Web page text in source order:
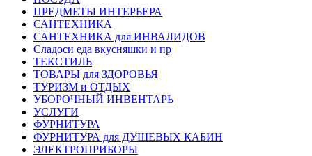
ПРЕДМЕТЫ ИНТЕРЬЕРА
САНТЕХНИКА
САНТЕХНИКА для ИНВАЛИДОВ
Сладоси еда вкусняшки и пр
ТЕКСТИЛЬ
ТОВАРЫ для ЗДОРОВЬЯ
ТУРИЗМ и ОТДЫХ
УБОРОЧНЫЙ ИНВЕНТАРЬ
УСЛУГИ
ФУРНИТУРА
ФУРНИТУРА для ДУШЕВЫХ КАБИН
ЭЛЕКТРОПРИБОРЫ